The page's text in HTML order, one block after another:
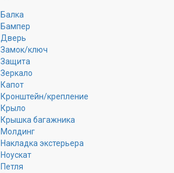
Балка
Бампер
Дверь
Замок/ключ
Защита
Зеркало
Капот
Кронштейн/крепление
Крыло
Крышка багажника
Молдинг
Накладка экстерьера
Ноускат
Петля